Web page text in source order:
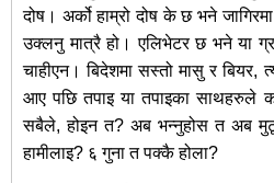
दोष। अर्को हाम्रो दोष के छ भने
उक्लनु मात्रै हो। एलिभेटर छ भने या
चाहीएन। बिदेशमा सस्तो मासु र बियर,
आए पछि तपाइ या तपाइका साथहरुले
सबैले, होइन त? अब भन्नुहोस त अब
हामीलाइ? ६ गुना त पक्कै होला?